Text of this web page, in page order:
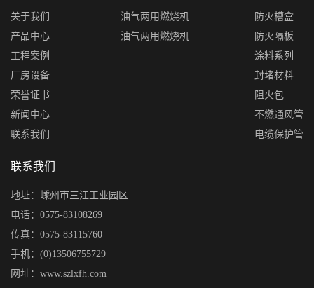
关于我们
产品中心
工程案例
厂房设备
荣誉证书
新闻中心
联系我们
油气两用燃烧机
油气两用燃烧机
防火槽盒
防火隔板
涂料系列
封堵材料
阻火包
不燃通风管
电缆保护管
联系我们
地址：嵊州市三江工业园区
电话：0575-83108269
传真：0575-83115760
手机：(0)13506755729
网址：www.szlxfh.com